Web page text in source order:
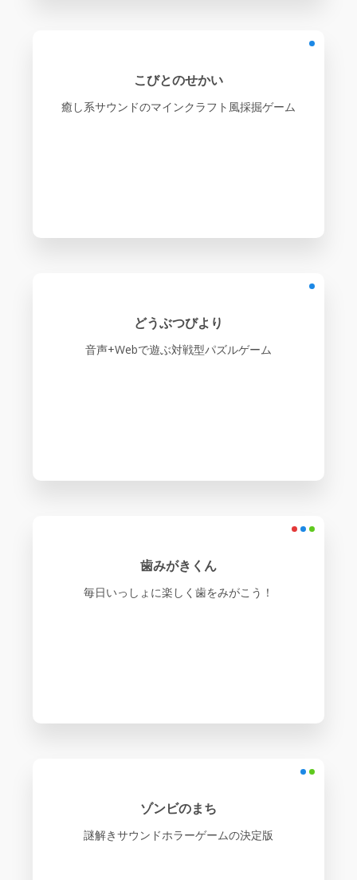
こびとのせかい
癒し系サウンドのマインクラフト風採掘ゲーム
どうぶつびより
音声+Webで遊ぶ対戦型パズルゲーム
歯みがきくん
毎日いっしょに楽しく歯をみがこう！
ゾンビのまち
謎解きサウンドホラーゲームの決定版